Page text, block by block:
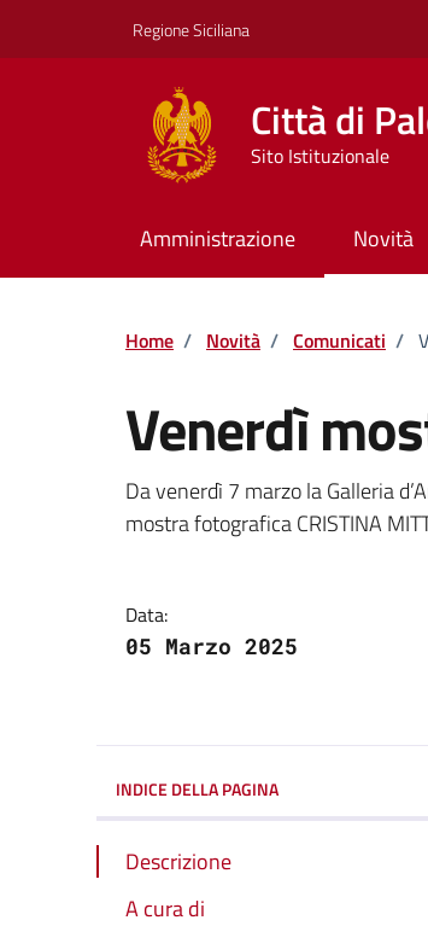
Regione Siciliana
Città di
Sito Istituzionale
Amministrazione Novità
Home / Novità / Comunicati /
Venerdì
Dettagli della
Da venerdì 7 marzo la Galleria
mostra fotografica CRISTINA
Data:
05 Marzo 2025
INDICE DELLA PAGINA
Descrizione
A cura di